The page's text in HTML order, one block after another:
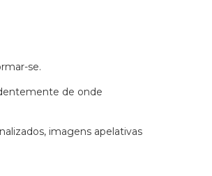
se.
de onde
imagens apelativas